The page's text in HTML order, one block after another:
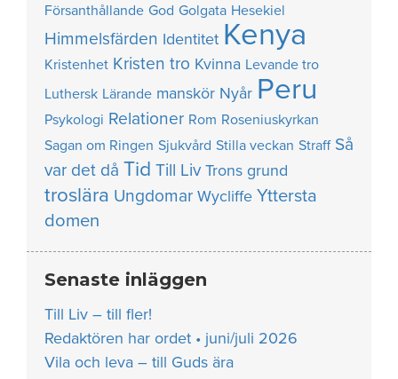
Försanthållande God Golgata Hesekiel
Himmelsfärden Identitet Kenya
Kristenhet Kristen tro Kvinna Levande tro
Luthersk Lärande manskör Nyår Peru
Psykologi Relationer Rom Roseniuskyrkan
Sagan om Ringen Sjukvård Stilla veckan Straff Så
var det då Tid Till Liv Trons grund
troslära Ungdomar Wycliffe Yttersta
domen
Senaste inläggen
Till Liv – till fler!
Redaktören har ordet • juni/juli 2026
Vila och leva – till Guds ära